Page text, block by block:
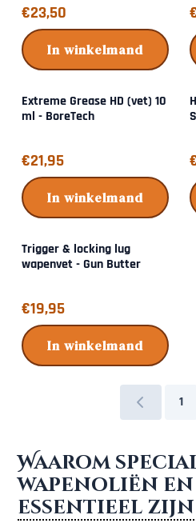
Prijs: 23,50
€23,50
In winkelmand
Extreme Grease HD (vet) 10
ml - BoreTech
Prijs: 21,95
€21,95
In winkelmand
Trigger & locking lug
wapenvet - Gun Butter
Prijs: 19,95
€19,95
In winkelmand
1
Waarom
wapenoliën
essentieel zijn